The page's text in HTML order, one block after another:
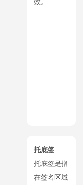
效。
托底签
托底签是指
在签名区域